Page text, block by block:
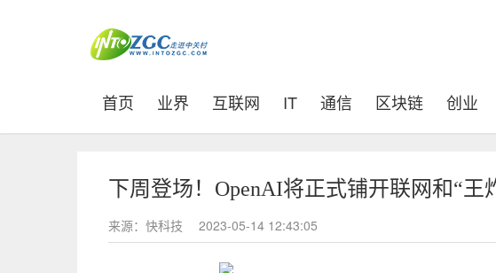
首页 (current)
业界 互联网 IT 通信 区块链 创业
下周登场！OpenAI将正式铺开联网和“王
来源：快科技 2023-05-14 12:43:05